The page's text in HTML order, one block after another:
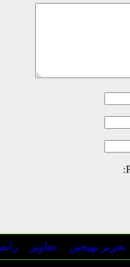
تحریر بھیجیں تجاویز